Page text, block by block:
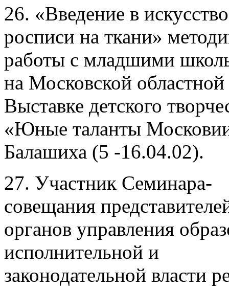
26. «Введение в искусство
росписи на ткани»
работы с младшими
на Московской областной
Выставке детского
«Юные таланты
Балашиха (5 -16.04.02).
27. Участник Семинара-
совещания
органов управления
исполнительной и
законодательной власти